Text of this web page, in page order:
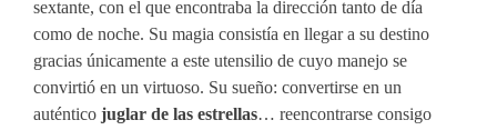
sextante, con el que encontraba la dirección tanto de día
como de noche. Su magia consistía en llegar a su destino
gracias únicamente a este utensilio de cuyo manejo se
convirtió en un virtuoso. Su sueño: convertirse en un
auténtico juglar de las estrellas… reencontrarse consigo